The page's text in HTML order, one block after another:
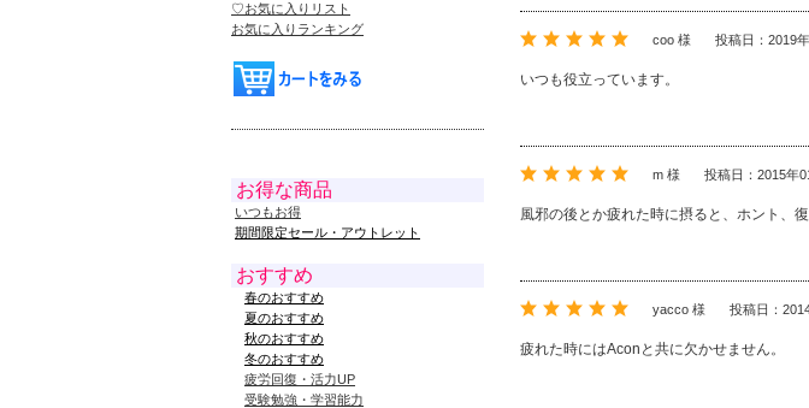
coo 様 投稿日：2019
いつも役立っています。
m 様 投稿日：2015年
風邪の後とか疲れた時に摂ると、ホント、
yacco 様 投稿日：
疲れた時にはAconと共に欠かせません。
♡お気に入りリスト
お気に入りランキング
お得な商品
いつもお得
期間限定セール・アウトレット
おすすめ
春のおすすめ
夏のおすすめ
秋のおすすめ
冬のおすすめ
疲労回復・活力UP
受験勉強・学習能力